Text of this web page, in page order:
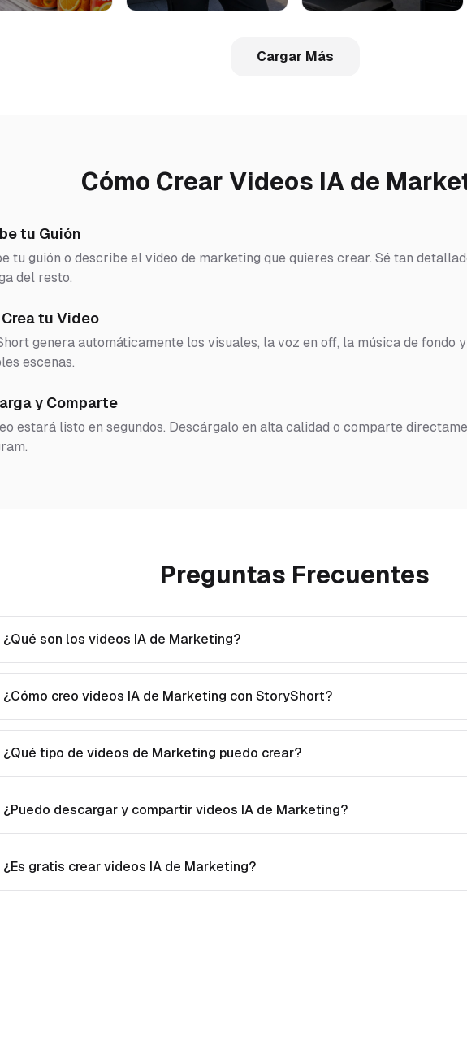
Cargar Más
Cómo Crear Videos IA de
tu Guión
tu guión o describe el video de marketing que quieres crear. Sé tan
del resto.
Crea tu Video
genera automáticamente los visuales, la voz en off, la música de fondo
escenas.
y Comparte
estará listo en segundos. Descárgalo en alta calidad o comparte
Preguntas Frecuentes
¿Qué son los videos IA de Marketing?
¿Cómo creo videos IA de Marketing con StoryShort?
¿Qué tipo de videos de Marketing puedo crear?
¿Puedo descargar y compartir videos IA de Marketing?
¿Es gratis crear videos IA de Marketing?